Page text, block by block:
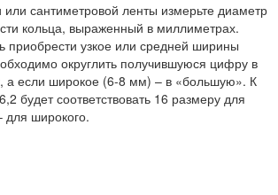
сантиметровой ленты измерьте диаметр
кольца, выраженный в миллиметрах.
приобрести узкое или средней ширины
округлить получившуюся цифру в
а если широкое (6-8 мм) – в «большую». К
будет соответствовать 16 размеру для
для широкого.